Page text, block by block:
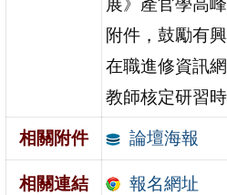
附件，鼓勵有
在職進修資訊
教師核定研習
相關附件
論壇海報
相關連結 報名網址